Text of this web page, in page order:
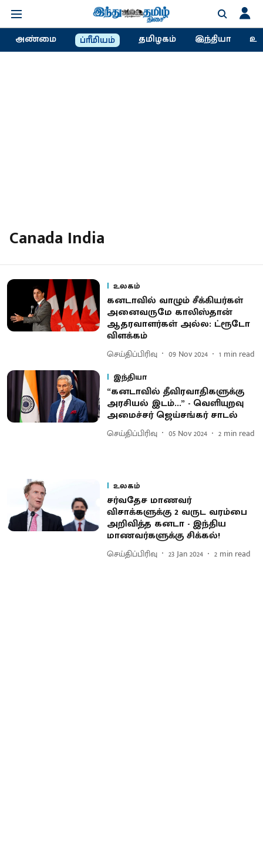
அண்மை ப்ரீமியம் தமிழகம் இந்தியா
Canada India
உலகம்
கனடாவில் வாழும் சீக்கியர்கள்
அனைவருமே காலிஸ்தான்
ஆதரவாளர்கள் அல்ல: ட்ரூடோ
விளக்கம்
செய்திப்பிரிவு 09 Nov 2024 1 min read
இந்தியா
“கனடாவில் தீவிரவாதிகளுக்கு
அரசியல் இடம்...” - வெளியுறவு
அமைச்சர் ஜெய்சங்கர் சாடல்
செய்திப்பிரிவு 05 Nov 2024 2 min read
உலகம்
சர்வதேச மாணவர்
விசாக்களுக்கு 2 வருட வரம்பை
அறிவித்த கனடா - இந்திய
மாணவர்களுக்கு சிக்கல்!
செய்திப்பிரிவு 23 Jan 2024 2 min read